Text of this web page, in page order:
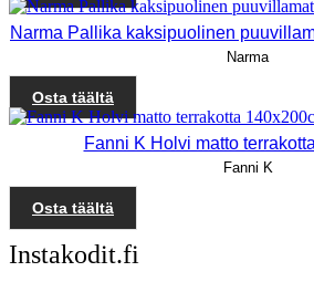
Narma Pallika kaksipuolinen
Narma
Osta täältä
Fanni K Holvi matto
Fanni K
Osta täältä
Instakodit.fi